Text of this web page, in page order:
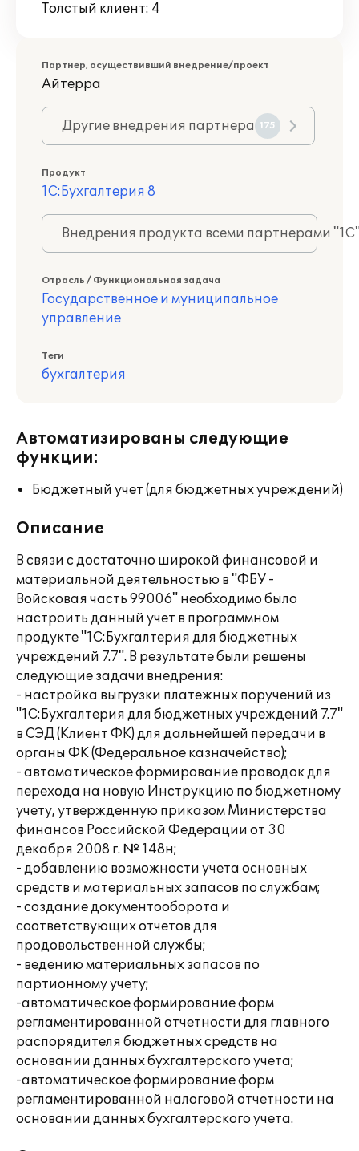
Толстый клиент: 4
Партнер, осуществивший внедрение/проект
Айтерра
Другие внедрения партнера 175
Продукт
1С:Бухгалтерия 8
Внедрения продукта всеми партнерами
Отрасль / Функциональная задача
Государственное и муниципальное
управление
Теги
бухгалтерия
Автоматизированы следующие
функции:
Бюджетный учет (для бюджетных учреждений)
Описание
В связи с достаточно широкой финансовой и
материальной деятельностью в "ФБУ -
Войсковая часть 99006" необходимо было
настроить данный учет в программном
продукте "1С:Бухгалтерия для бюджетных
учреждений 7.7". В результате были решены
следующие задачи внедрения:
- настройка выгрузки платежных поручений из
"1С:Бухгалтерия для бюджетных учреждений 7.7"
в СЭД (Клиент ФК) для дальнейшей передачи в
органы ФК (Федеральное казначейство);
- автоматическое формирование проводок для
перехода на новую Инструкцию по бюджетному
учету, утвержденную приказом Министерства
финансов Российской Федерации от 30
декабря 2008 г. № 148н;
- добавлению возможности учета основных
средств и материальных запасов по службам;
- создание документооборота и
соответствующих отчетов для
продовольственной службы;
- ведению материальных запасов по
партионному учету;
-автоматическое формирование форм
регламентированной отчетности для главного
распорядителя бюджетных средств на
основании данных бухгалтерского учета;
-автоматическое формирование форм
регламентированной налоговой отчетности на
основании данных бухгалтерского учета.